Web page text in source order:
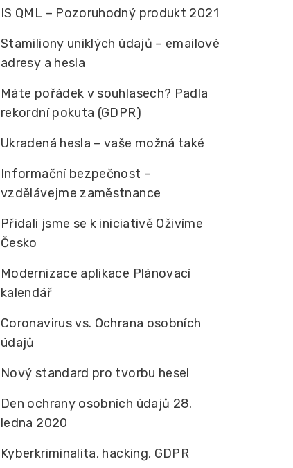
IS QML – Pozoruhodný produkt 2021
Stamiliony uniklých údajů – emailové
adresy a hesla
Máte pořádek v souhlasech? Padla
rekordní pokuta (GDPR)
Ukradená hesla – vaše možná také
Informační bezpečnost –
vzdělávejme zaměstnance
Přidali jsme se k iniciativě Oživíme
Česko
Modernizace aplikace Plánovací
kalendář
Coronavirus vs. Ochrana osobních
údajů
Nový standard pro tvorbu hesel
Den ochrany osobních údajů 28.
ledna 2020
Kyberkriminalita, hacking, GDPR